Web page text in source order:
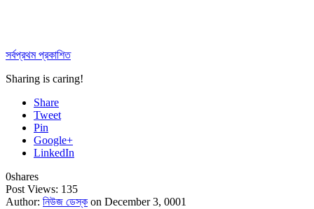
সর্বপ্রথম প্রকাশিত
Sharing is caring!
Share
Tweet
Pin
Google+
LinkedIn
0shares
Post Views: 135
Author: নিউজ ডেস্ক on December 3, 0001